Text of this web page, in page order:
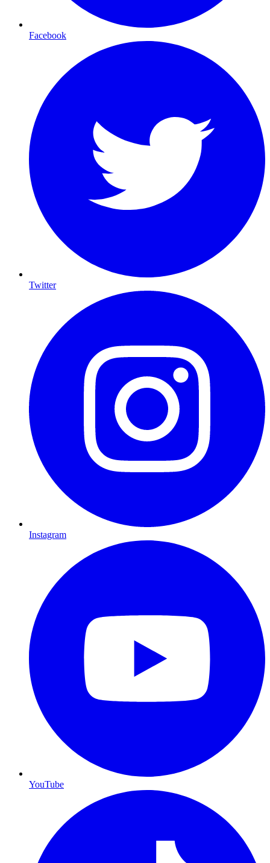
Facebook
Twitter
Instagram
YouTube